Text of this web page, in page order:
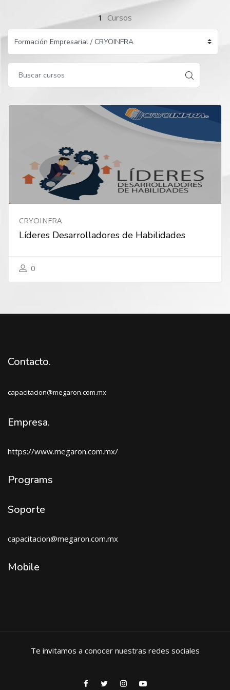
1 Cursos
CRYOINFRA
Líderes Desarrolladores de Habilidades
0
Contacto.
capacitacion@megaron.com.mx
Empresa.
https://www.megaron.com.mx/
Programs
Soporte
capacitacion@megaron.com.mx
Mobile
Te invitamos a conocer nuestras redes sociales